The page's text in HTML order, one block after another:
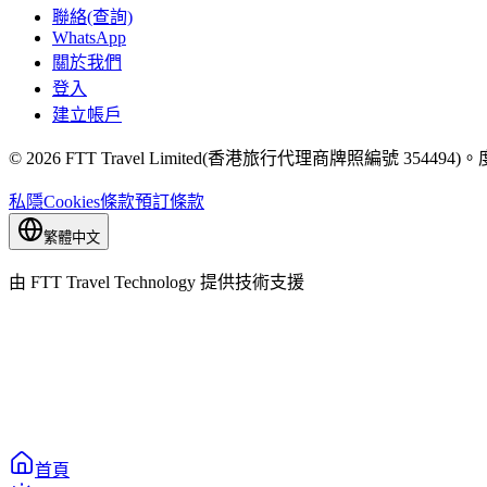
聯絡(查詢)
WhatsApp
關於我們
登入
建立帳戶
© 2026 FTT Travel Limited(香港旅行代理商牌照編號 354494)。
私隱Cookies條款預訂條款
繁體中文
由 FTT Travel Technology 提供技術支援
首頁